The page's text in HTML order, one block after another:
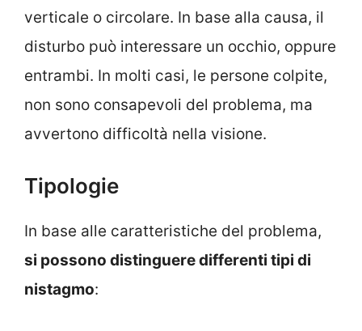
verticale o circolare. In base alla causa, il
disturbo può interessare un occhio, oppure
entrambi. In molti casi, le persone colpite,
non sono consapevoli del problema, ma
avvertono difficoltà nella visione.
Tipologie
In base alle caratteristiche del problema,
si possono distinguere differenti tipi di
nistagmo: